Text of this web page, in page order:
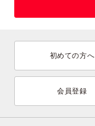
初めての方へ
会員登録